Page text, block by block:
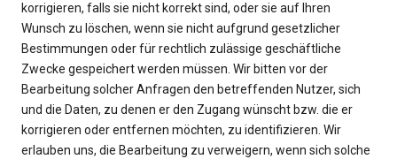
korrigieren, falls sie nicht korrekt sind, oder sie auf Ihren
Wunsch zu löschen, wenn sie nicht aufgrund gesetzlicher
Bestimmungen oder für rechtlich zulässige geschäftliche
Zwecke gespeichert werden müssen. Wir bitten vor der
Bearbeitung solcher Anfragen den betreffenden Nutzer, sich
und die Daten, zu denen er den Zugang wünscht bzw. die er
korrigieren oder entfernen möchten, zu identifizieren. Wir
erlauben uns, die Bearbeitung zu verweigern, wenn sich solche